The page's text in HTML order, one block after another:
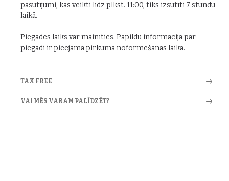
pasūtījumi, kas veikti līdz plkst. 11:00, tiks izsūtīti 7 stundu
laikā.
Piegādes laiks var mainīties. Papildu informācija par
piegādi ir pieejama pirkuma noformēšanas laikā.
TAX FREE
VAI MĒS VARAM PALĪDZĒT?